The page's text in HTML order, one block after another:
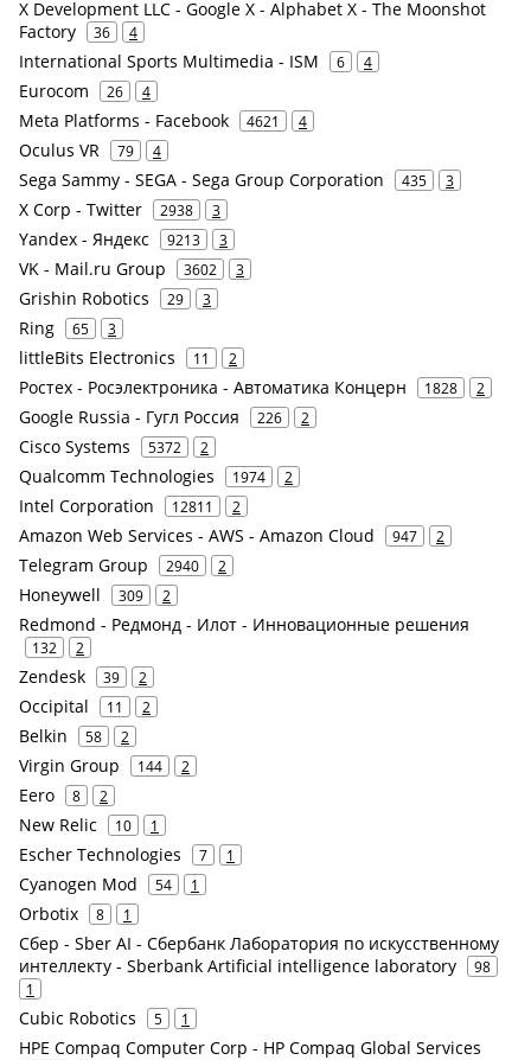
X Development LLC - Google X - Alphabet X - The Moonshot
Factory
36 4
International Sports Multimedia - ISM 6 4
Eurocom 26 4
Meta Platforms - Facebook 4621 4
Oculus VR 79 4
Sega Sammy - SEGA - Sega Group Corporation 435 3
X Corp - Twitter 2938 3
Yandex - Яндекс 9213 3
VK - Mail.ru Group 3602 3
Grishin Robotics 29 3
Ring 65 3
littleBits Electronics 11 2
Ростех - Росэлектроника - Автоматика Концерн 1828 2
Google Russia - Гугл Россия 226 2
Cisco Systems 5372 2
Qualcomm Technologies 1974 2
Intel Corporation 12811 2
Amazon Web Services - AWS - Amazon Cloud 947 2
Telegram Group 2940 2
Honeywell 309 2
Redmond - Редмонд - Илот - Инновационные решения
132 2
Zendesk 39 2
Occipital 11 2
Belkin 58 2
Virgin Group 144 2
Eero 8 2
New Relic 10 1
Escher Technologies 7 1
Cyanogen Mod 54 1
Orbotix 8 1
Сбер - Sber AI - Сбербанк Лаборатория по искусственному
интеллекту - Sberbank Artificial intelligence laboratory
98
1
Cubic Robotics 5 1
HPE Compaq Computer Corp - HP Compaq Global Services